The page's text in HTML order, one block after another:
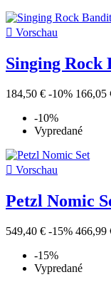
 Vorschau
Singing Rock
184,50 € -10% 166,05
-10%
Vypredané
 Vorschau
Petzl Nomic
549,40 € -15% 466,99
-15%
Vypredané